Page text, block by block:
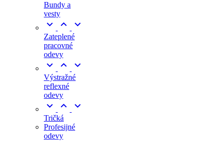
Bundy a
vesty
  
Zateplené
pracovné
odevy
  
Výstražné
reflexné
odevy
  
Tričká
Profesijné
odevy